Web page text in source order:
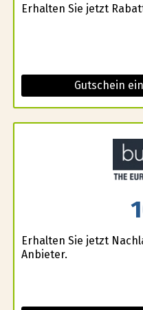
Erhalten Sie jetzt
Gutschein
Erhalten Sie jetzt
Anbieter.